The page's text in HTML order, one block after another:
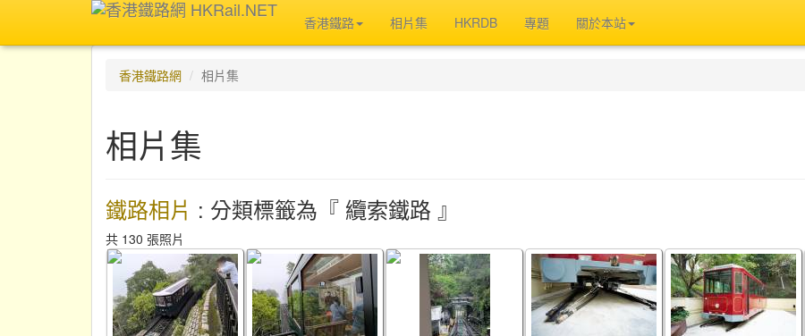
香港鐵路 相片集 HKRDB 專題 關於本站
香港鐵路網 相片集
相片集
鐵路相片 : 分類標籤為『 纜索鐵路 』
共 130 張照片